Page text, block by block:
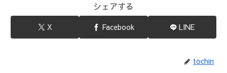
シェアする
X Facebook LINE
tochin